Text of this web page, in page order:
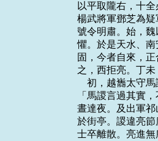
以平取隴右，十
楊武將軍鄧芝為
號令明肅。始，
懼。於是天水、
固，今者自來，
之，西拒亮。丁未
初，越巂太守
「馬謖言過其實
晝達夜。及出軍
於街亭。謖違亮
士卒離散。亮進